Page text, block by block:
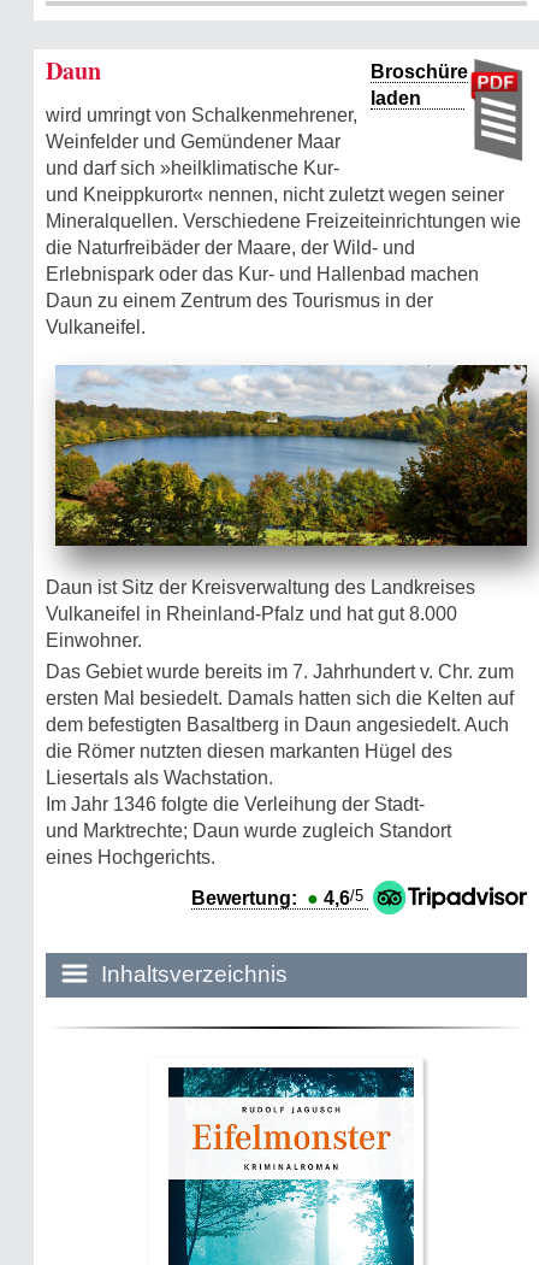
Broschüre
laden
Daun
wird umringt von Schalkenmehrener,
Weinfelder und Gemündener Maar
und darf sich »heilklimatische Kur-
und Kneippkurort« nennen, nicht zuletzt wegen seiner
Mineralquellen. Verschiedene Freizeiteinrichtungen wie
die Naturfreibäder der Maare, der Wild- und
Erlebnispark oder das Kur- und Hallenbad machen
Daun zu einem Zentrum des Tourismus in der
Vulkaneifel.
Daun ist Sitz der Kreisverwaltung des Landkreises
Vulkaneifel in Rheinland-Pfalz und hat gut 8.000
Einwohner.
Das Gebiet wurde bereits im 7. Jahrhundert v. Chr. zum
ersten Mal besiedelt. Damals hatten sich die Kelten auf
dem befestigten Basaltberg in Daun angesiedelt. Auch
die Römer nutzten diesen markanten Hügel des
Liesertals als Wachstation.
Im Jahr 1346 folgte die Verleihung der Stadt-
und Marktrechte; Daun wurde zugleich Standort
eines Hochgerichts.
Bewertung: ● 4,6/5
Inhaltsverzeichnis
Historie:
Die dunkle Seite
Mythen, Märchen & Legenden (2025)
Sightseeing:
Die Eifel entdecken